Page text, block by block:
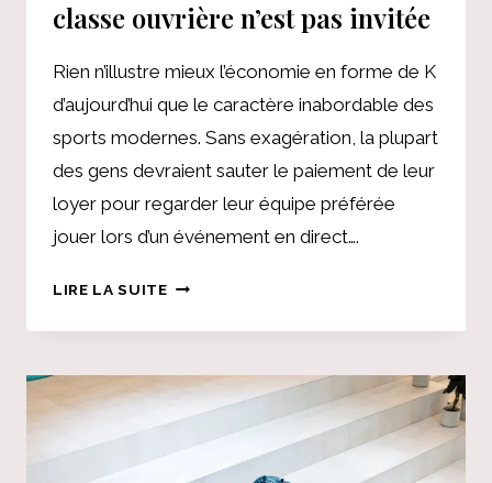
classe ouvrière n’est pas invitée
Rien n’illustre mieux l’économie en forme de K
d’aujourd’hui que le caractère inabordable des
sports modernes. Sans exagération, la plupart
des gens devraient sauter le paiement de leur
loyer pour regarder leur équipe préférée
jouer lors d’un événement en direct….
LIRE LA SUITEC’EST
PLUS
COUPE